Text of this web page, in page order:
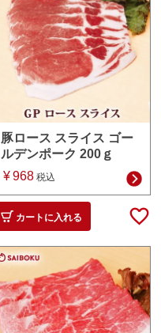
豚ロース スライス ゴー
ルデンポーク 200ｇ
¥968 税込
カートに入れる